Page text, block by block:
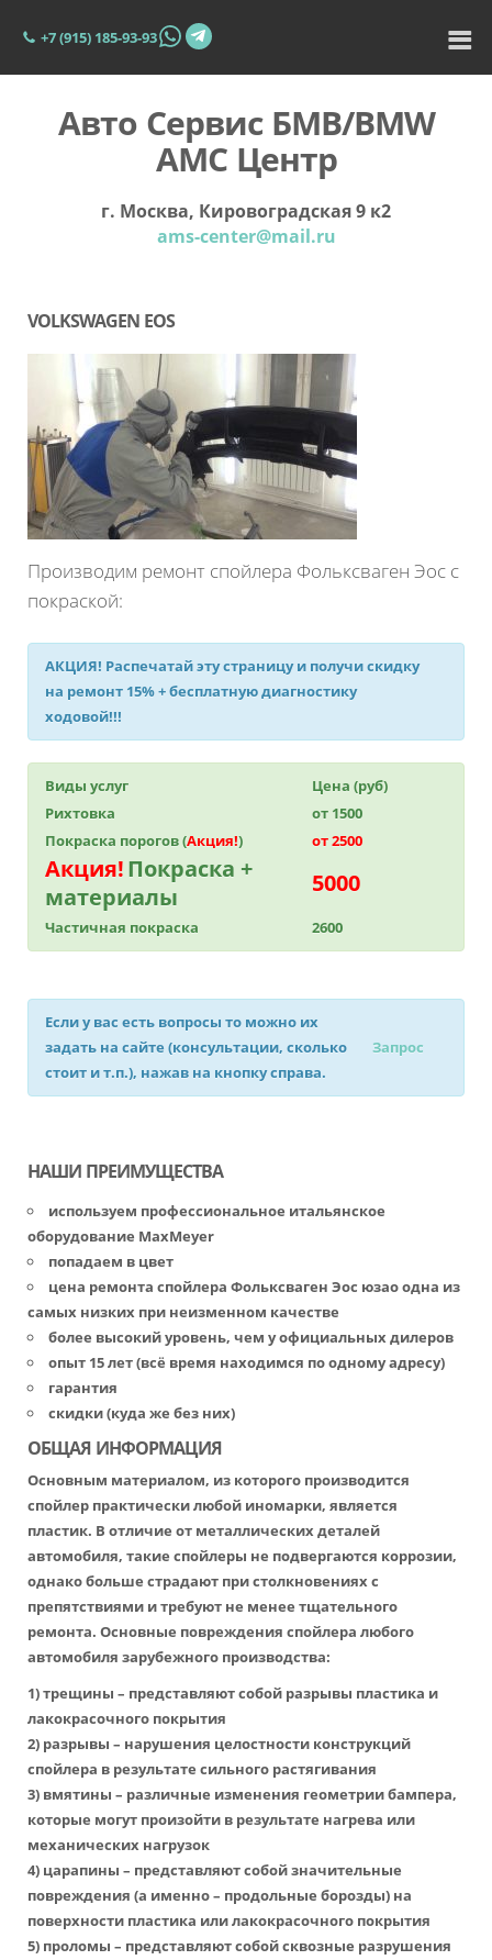
+7 (915) 185-93-93
Авто Сервис БМВ/BMW
АМС Центр
г. Москва, Кировоградская 9 к2
ams-center@mail.ru
VOLKSWAGEN EOS
Производим ремонт спойлера Фольксваген Эос с
покраской:
АКЦИЯ! Распечатай эту страницу и получискидку
на ремонт 15%+ бесплатную диагностику
ходовой!!!
Виды услуг
Цена (руб)
Рихтовка
от 1500
Покраска порогов (Акция!) от 2500
Акция!Покраска +
материалы
5000
Частичная покраска 2600
Если у вас есть вопросы то можно их
задать на сайте (консультации, сколько
стоит и т.п.), нажав на кнопку справа.
Запрос
НАШИ ПРЕИМУЩЕСТВА
используем профессиональное итальянское
оборудование MaxMeyer
попадаем в цвет
цена ремонта спойлера Фольксваген Эос юзао одна из
самых низких при неизменном качестве
более высокий уровень, чем у официальных дилеров
опыт 15 лет (всё время находимся по одному адресу)
гарантия
скидки (куда же без них)
ОБЩАЯ ИНФОРМАЦИЯ
Основным материалом, из которого производится
спойлер практически любой иномарки, является
пластик. В отличие от металлических деталей
автомобиля, такие спойлеры не подвергаются коррозии,
однако больше страдают при столкновениях с
препятствиями и требуют не менее тщательного
ремонта. Основные повреждения спойлера любого
автомобиля зарубежного производства:
1) трещины – представляют собой разрывы пластика и
лакокрасочного покрытия
2) разрывы – нарушения целостности конструкций
спойлера в результате сильного растягивания
3) вмятины – различные изменения геометрии бампера,
которые могут произойти в результате нагрева или
механических нагрузок
4) царапины – представляют собой значительные
повреждения (а именно – продольные борозды) на
поверхности пластика или лакокрасочного покрытия
5) проломы – представляют собой сквозные разрушения